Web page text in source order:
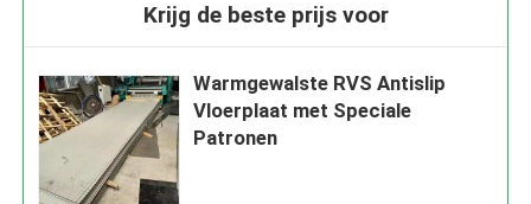
Krijg de beste prijs voor
Warmgewalste RVS Antislip
Vloerplaat met Speciale
Patronen